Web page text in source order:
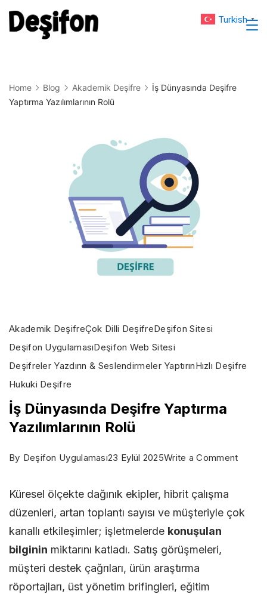
Skip
to
Home Blog Akademik Deşifre
İş Dünyasında Deşifre
Yaptırma Yazılımlarının Rolü
Akademik DeşifreÇok Dilli DeşifreDeşifon Sitesi
Deşifon UygulamasıDeşifon Web Sitesi
Deşifreler Yazdırın & Seslendirmeler YaptırınHızlı Deşifre
Hukuki Deşifre
İş Dünyasında Deşifre Yaptırma
Yazılımlarının Rolü
By Deşifon Uygulaması23 Eylül 2025Write a Commenton
Küresel ölçekte dağınık ekipler, hibrit çalışma
düzenleri, artan toplantı sayısı ve müşteriyle çok
kanallı etkileşimler; işletmelerde konuşulan
bilginin miktarını katladı. Satış görüşmeleri,
müşteri destek çağrıları, ürün araştırma
röportajları, üst yönetim brifingleri, eğitim
Turkish ▼